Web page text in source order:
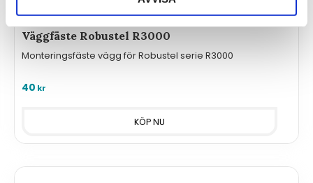
Väggfäste Robustel R3000
Monteringsfäste vägg för Robustel serie R3000
40 kr